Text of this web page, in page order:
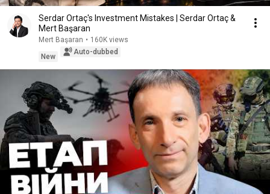
Serdar Ortaç's Investment Mistakes | Serdar Ortaç &
Mert Başaran
Mert Başaran • 160K views
New
Auto-dubbed